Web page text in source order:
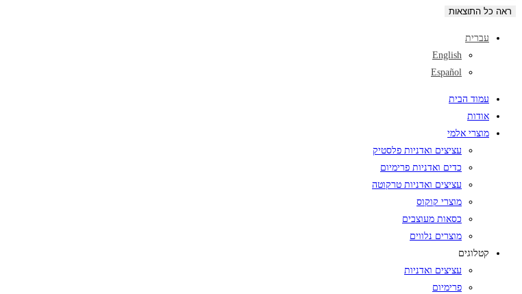
ראה כל התוצאות
עברית
English
Español
עמוד הבית
אודות
מוצרי אלמי
עציצים ואדניות פלסטיק
כדים ואדניות פרימיום
עציצים ואדניות טרקוטה
מוצרי קוקוס
כסאות מעוצבים
מוצרים נלווים
קטלוגים
עציצים ואדניות
פרימיום